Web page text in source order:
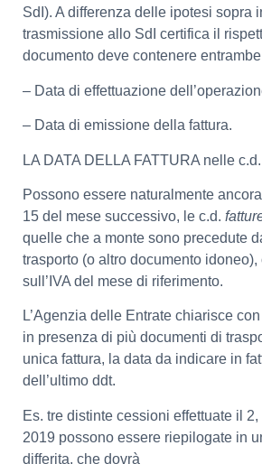
SdI). A differenza delle ipotesi sopra
trasmissione allo SdI certifica il
documento deve contenere
– Data di effettuazione
– Data di emissione della fattura.
LA DATA DELLA FATTURA nelle c.d.
Possono essere naturalmente
15 del mese successivo, le c.d.
quelle che a monte sono precedute
trasporto (o altro documento
sull’IVA del mese di riferimento.
L’Agenzia delle Entrate chiarisce
in presenza di più documenti di
unica fattura, la data da indicare in
dell’ultimo ddt.
Es. tre distinte cessioni effettuate il
2019 possono essere riepilogate in
differita, che dovrà